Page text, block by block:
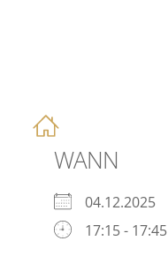
WANN
04.12.2025
17:15 - 17:45